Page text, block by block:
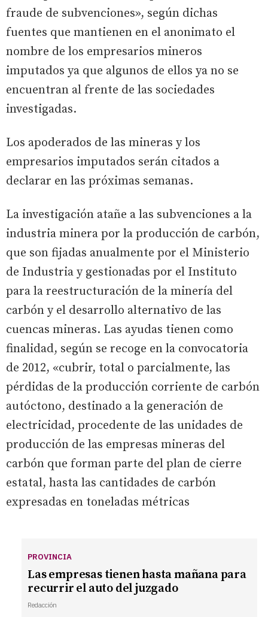
fraude de subvenciones», según dichas
fuentes que mantienen en el anonimato el
nombre de los empresarios mineros
imputados ya que algunos de ellos ya no se
encuentran al frente de las sociedades
investigadas.
Los apoderados de las mineras y los
empresarios imputados serán citados a
declarar en las próximas semanas.
La investigación atañe a las subvenciones a la
industria minera por la producción de carbón,
que son fijadas anualmente por el Ministerio
de Industria y gestionadas por el Instituto
para la reestructuración de la minería del
carbón y el desarrollo alternativo de las
cuencas mineras. Las ayudas tienen como
finalidad, según se recoge en la convocatoria
de 2012, «cubrir, total o parcialmente, las
pérdidas de la producción corriente de carbón
autóctono, destinado a la generación de
electricidad, procedente de las unidades de
producción de las empresas mineras del
carbón que forman parte del plan de cierre
estatal, hasta las cantidades de carbón
expresadas en toneladas métricas
PROVINCIA
Las empresas tienen hasta mañana para
recurrir el auto del juzgado
Redacción